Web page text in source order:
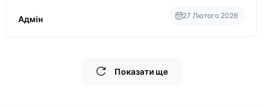
Адмін 27 Лютого 2026
Показати ще